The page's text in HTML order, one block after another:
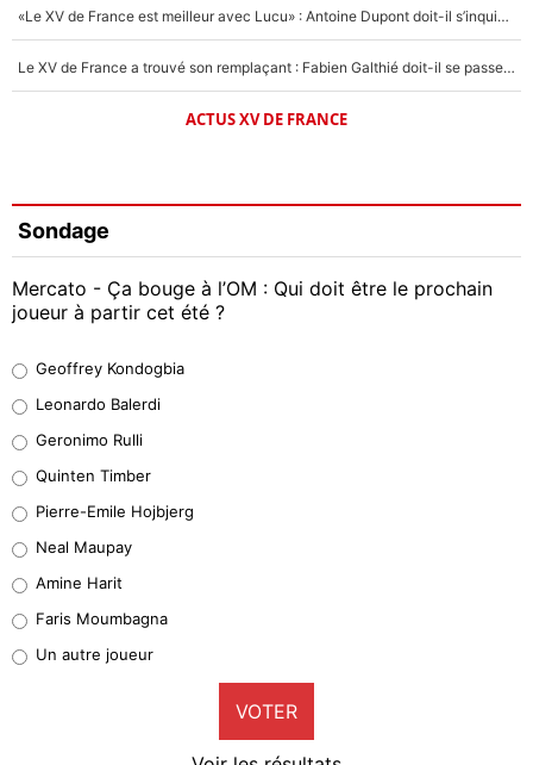
«Le XV de France est meilleur avec Lucu» : Antoine Dupont doit-il s’inquiéter pour sa place ?
Le XV de France a trouvé son remplaçant : Fabien Galthié doit-il se passer d'Antoine Dupont ?
ACTUS XV DE FRANCE
Sondage
Mercato - Ça bouge à l’OM : Qui doit être le prochain
joueur à partir cet été ?
38%
32%
5%
1%
9%
Geoffrey Kondogbia
Leonardo Balerdi
Geronimo Rulli
Quinten Timber
Pierre-Emile Hojbjerg
Neal Maupay
Amine Harit
Faris Moumbagna
Un autre joueur
VOTER